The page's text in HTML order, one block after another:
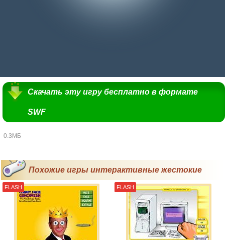
Скачать эту игру бесплатно в формате
SWF
0.3МБ
Похожие игры интерактивные жестокие
FLASH FLASH